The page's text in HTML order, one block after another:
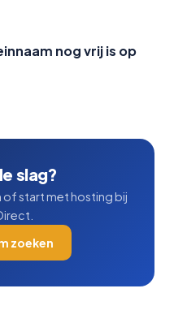
nog vrij is op
slag?
of start met hosting bij
zoeken